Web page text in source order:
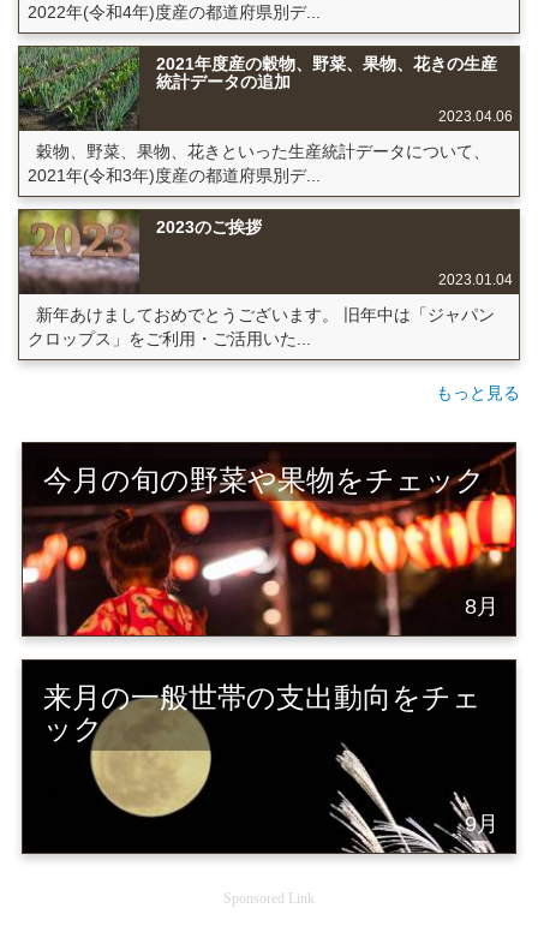
2022年(令和4年)度産の都道府県別デ...
2021年度産の穀物、野菜、果物、花きの生産
統計データの追加
2023.04.06
穀物、野菜、果物、花きといった生産統計データについて、
2021年(令和3年)度産の都道府県別デ...
2023のご挨拶
2023.01.04
新年あけましておめでとうございます。 旧年中は「ジャパン
クロップス」をご利用・ご活用いた...
もっと見る
今月の旬の野菜や果物をチェック
8月
来月の一般世帯の支出動向をチェ
ック
9月
Sponsored Link